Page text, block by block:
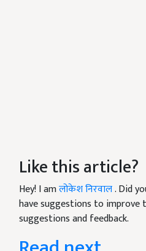
Like this article?
Hey! I amलोकेश निरवाल. Did
have suggestions to improve
suggestions and feedback.